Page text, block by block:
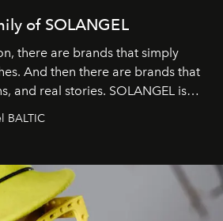
of SOLANGEL
there are brands that simply
And then there are brands that
and real stories. SOLANGEL is
BALTIC